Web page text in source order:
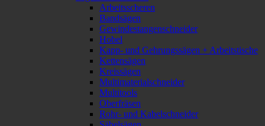
Arbeitsscheren
Bandsägen
Gewindestangenschneider
Hobel
Kapp- und Gehrungssägen + Arbeitstische
Kettensägen
Kreissägen
Multimaterialschneider
Multitools
Oberfräsen
Rohr- und Kabelschneider